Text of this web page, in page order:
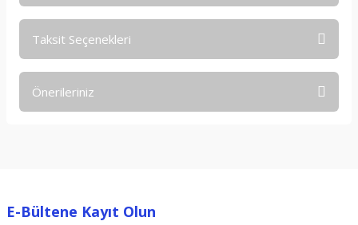
Taksit Seçenekleri
Önerileriniz
Ürün resmi kalitesiz, bozuk veya görüntülenemiyor.
E-Bültene Kayıt Olun